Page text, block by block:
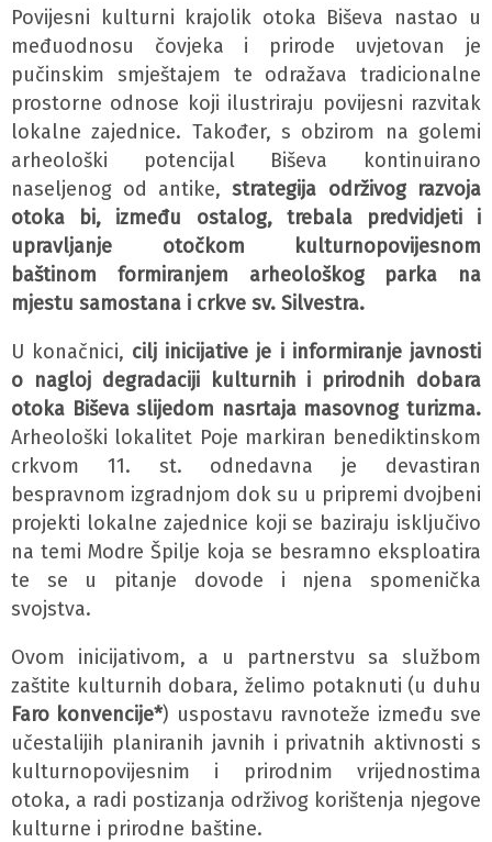
Povijesni kulturni krajolik otoka Biševa nastao u
međuodnosu čovjeka i prirode uvjetovan je
pučinskim smještajem te odražava tradicionalne
prostorne odnose koji ilustriraju povijesni razvitak
lokalne zajednice. Također, s obzirom na golemi
arheološki potencijal Biševa kontinuirano
naseljenog od antike, strategija održivog razvoja
otoka bi, između ostalog, trebala predvidjeti i
upravljanje otočkom kulturnopovijesnom
baštinom formiranjem arheološkog parka na
mjestu samostana i crkve sv. Silvestra.
U konačnici, cilj inicijative je i informiranje javnosti
o nagloj degradaciji kulturnih i prirodnih dobara
otoka Biševa slijedom nasrtaja masovnog turizma.
Arheološki lokalitet Poje markiran benediktinskom
crkvom 11. st. odnedavna je devastiran
bespravnom izgradnjom dok su u pripremi dvojbeni
projekti lokalne zajednice koji se baziraju isključivo
na temi Modre Špilje koja se besramno eksploatira
te se u pitanje dovode i njena spomenička
svojstva.
Ovom inicijativom, a u partnerstvu sa službom
zaštite kulturnih dobara, želimo potaknuti (u duhu
Faro konvencije*) uspostavu ravnoteže između sve
učestalijih planiranih javnih i privatnih aktivnosti s
kulturnopovijesnim i prirodnim vrijednostima
otoka, a radi postizanja održivog korištenja njegove
kulturne i prirodne baštine.